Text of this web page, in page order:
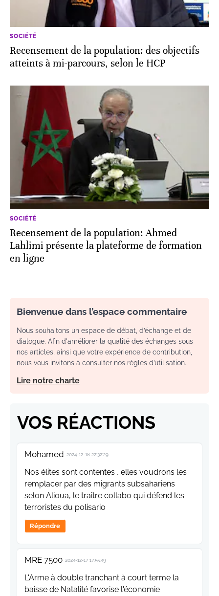
SOCIÉTÉ
Recensement de la population: des objectifs
atteints à mi-parcours, selon le HCP
SOCIÉTÉ
Recensement de la population: Ahmed
Lahlimi présente la plateforme de formation
en ligne
Bienvenue dans l’espace commentaire
Nous souhaitons un espace de débat, d’échange et de
dialogue. Afin d'améliorer la qualité des échanges sous
nos articles, ainsi que votre expérience de contribution,
nous vous invitons à consulter nos règles d’utilisation.
Lire notre charte
VOS RÉACTIONS
Mohamed 2024-12-18 22:32:29
Nos élites sont contentes , elles voudrons les
remplacer par des migrants subsahariens
selon Alioua, le traître collabo qui défend les
terroristes du polisario
Répondre
MRE 7500 2024-12-17 17:55:49
L'Arme à double tranchant à court terme la
baisse de Natalité favorise l'économie